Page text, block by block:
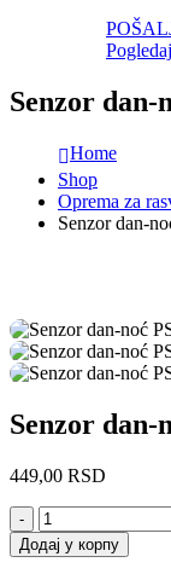
Senzor dan-
Home
Shop
Oprema za
Senzor dan-
Senzor dan-
449,00 RSD
-
Додај у корпу